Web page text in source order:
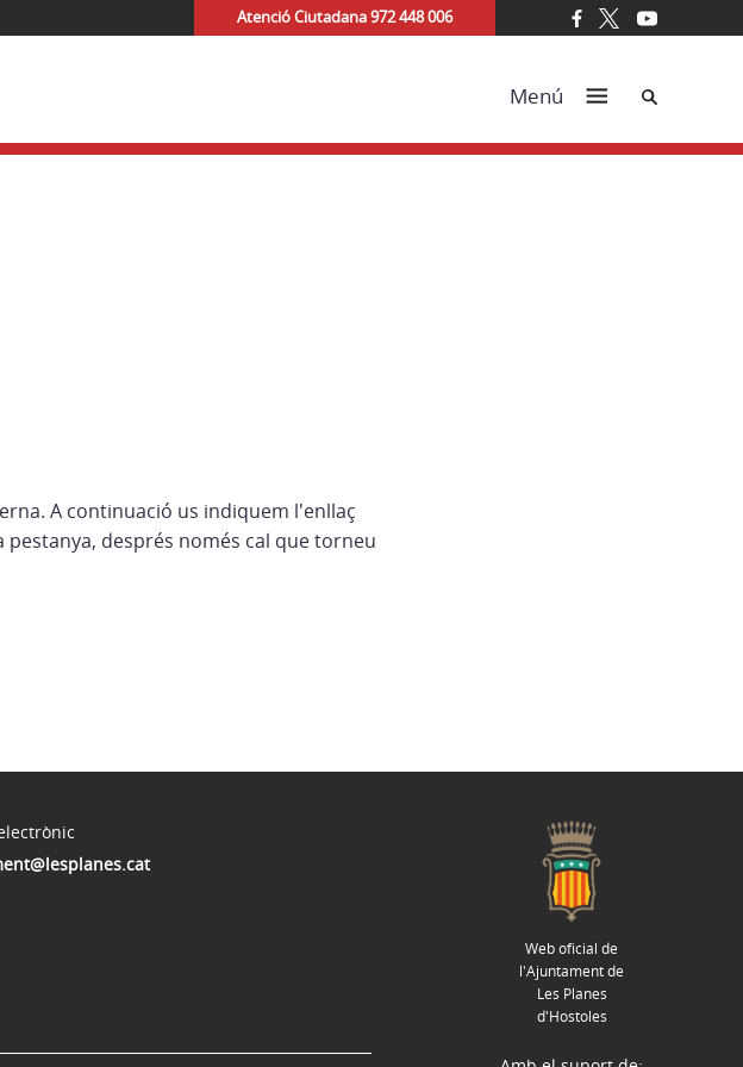
Atenció Ciutadana 972 448 006
Menú Cerca
A continuació us indiquem l'enllaç
després només cal que torneu
Web oficial de
l'Ajuntament de
Les Planes
d'Hostoles